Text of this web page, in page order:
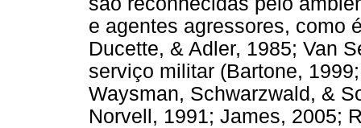
e agentes agressores, como
Ducette, & Adler, 1985; Van
serviço militar (Bartone,
Waysman, Schwarzwald, &
Norvell, 1991; James, 2005;